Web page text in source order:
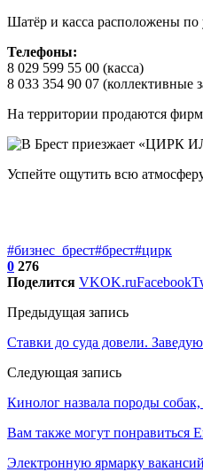
Шатёр и касса расположены
Телефоны:
8 029 599 55 00 (касса)
8 033 354 90 07 (коллективные
На территории продаются
Успейте ощутить всю
#бизнес_брест#брест#цирк
0 276
Поделится VKOK.ruFacebook
Предыдущая запись
Ставки до суда довели.
Следующая запись
Кинолог назвала породы
Вам также могут понравиться
Электронную ярмарку